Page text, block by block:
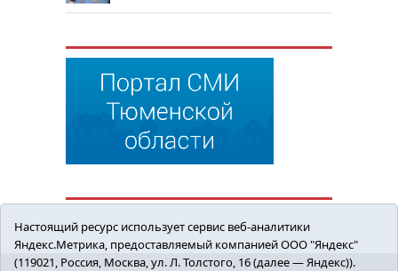
Настоящий ресурс использует сервис веб-аналитики
Яндекс.Метрика, предоставляемый компанией ООО "Яндекс"
(119021, Россия, Москва, ул. Л. Толстого, 16 (далее — Яндекс)).